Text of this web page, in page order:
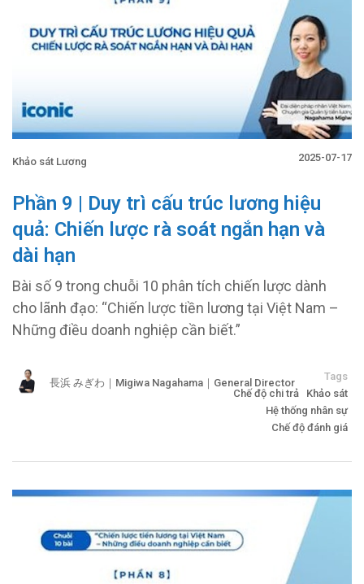
Khảo sát Lương 2025-07-17
Phần 9 | Duy trì cấu trúc lương hiệu
quả: Chiến lược rà soát ngắn hạn và
dài hạn
Bài số 9 trong chuỗi 10 phân tích chiến lược dành
cho lãnh đạo: “Chiến lược tiền lương tại Việt Nam –
Những điều doanh nghiệp cần biết.”
長浜 みぎわ｜Migiwa Nagahama｜General Director
Tags
Chế độ chi trả
Khảo sát
Hệ thống nhân sự
Chế độ đánh giá